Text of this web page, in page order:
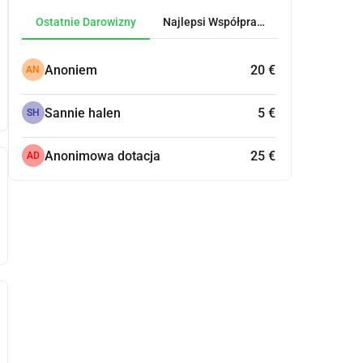
Ostatnie Darowizny Najlepsi Współpracownicy
AN Anoniem 20 €
SH Sannie halen 5 €
AD Anonimowa dotacja 25 €